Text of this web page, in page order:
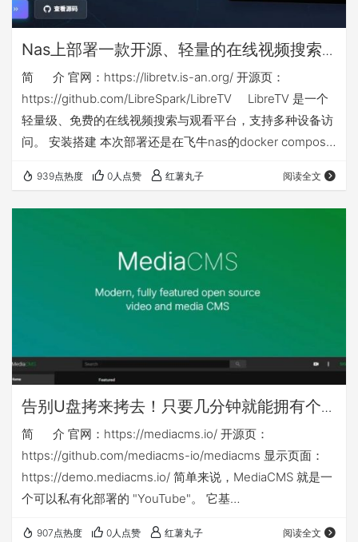
Nas上部署一款开源、轻量的在线视频搜索
与观看docker应用：libretv
简 介 官网：https://libretv.is-an.org/ 开源页：
https://github.com/LibreSpark/LibreTV LibreTV 是一个
轻量级、免费的在线视频搜索与观看平台，支持多种设备访
问。 安装搭建 本次部署还是在飞牛nas的docker compose
其他nas可能还需对应修改nas侧映射目录或手动建立nas侧
目录 本篇相关yml等文件下载链接： ht…
939点热度 0人点赞 红薯丸子 阅读全文
告别U盘拷来拷去！只要几分钟就能拥有个
人或企业专属「影音库」：mediacms
简 介 官网：https://mediacms.io/ 开源页：
https://github.com/mediacms-io/mediacms 显示页面：
https://demo.mediacms.io/ 简单来说，MediaCMS 就是一
个可以私有化部署的 "YouTube"。 它基
907点热度 0人点赞 红薯丸子 阅读全文